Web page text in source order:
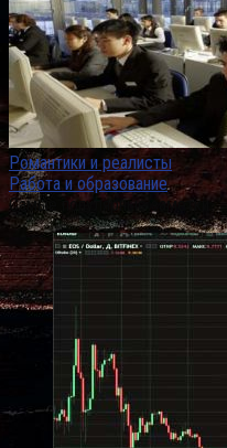
Романтики и реалисты
Работа и образование
Самые популярные заметки